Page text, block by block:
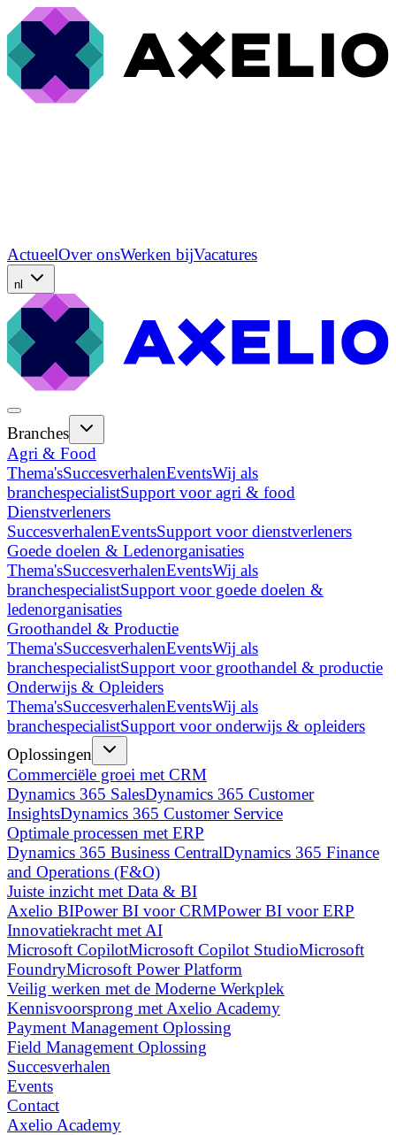
ActueelOver onsWerken bijVacatures
nl
Branches
Agri & Food
Thema'sSuccesverhalenEventsWij als
branchespecialistSupport voor agri & food
Dienstverleners
SuccesverhalenEventsSupport voor dienstverleners
Goede doelen & Ledenorganisaties
Thema'sSuccesverhalenEventsWij als
branchespecialistSupport voor goede doelen &
ledenorganisaties
Groothandel & Productie
Thema'sSuccesverhalenEventsWij als
branchespecialistSupport voor groothandel & productie
Onderwijs & Opleiders
Thema'sSuccesverhalenEventsWij als
branchespecialistSupport voor onderwijs & opleiders
Oplossingen
Commerciële groei met CRM
Dynamics 365 SalesDynamics 365 Customer
InsightsDynamics 365 Customer Service
Optimale processen met ERP
Dynamics 365 Business CentralDynamics 365 Finance
and Operations (F&O)
Juiste inzicht met Data & BI
Axelio BIPower BI voor CRMPower BI voor ERP
Innovatiekracht met AI
Microsoft CopilotMicrosoft Copilot StudioMicrosoft
FoundryMicrosoft Power Platform
Veilig werken met de Moderne Werkplek
Kennisvoorsprong met Axelio Academy
Payment Management Oplossing
Field Management Oplossing
Succesverhalen
Events
Contact
Axelio Academy